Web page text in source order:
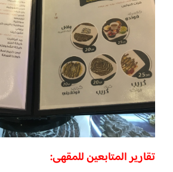
تقارير المتابعين للمقهى: